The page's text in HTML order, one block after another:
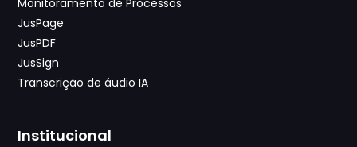
JusPage
JusPDF
JusSign
Transcrição de áudio IA
Institucional